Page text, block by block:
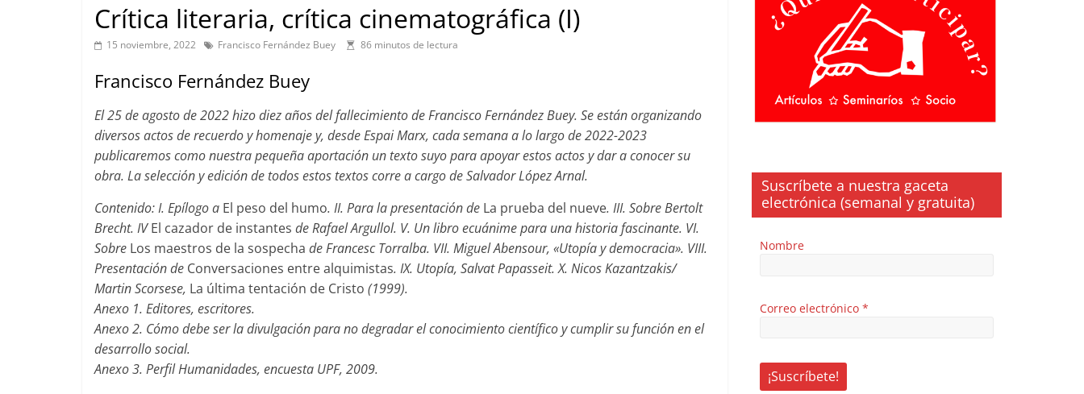
Crítica literaria, crítica cinematográfica (I)
15 noviembre, 2022 Francisco Fernández Buey 86 minutos de lectura
Francisco Fernández Buey
El 25 de agosto de 2022 hizo diez años del fallecimiento de Francisco Fernández Buey. Se están organizando
diversos actos de recuerdo y homenaje y, desde Espai Marx, cada semana a lo largo de 2022-2023
publicaremos como nuestra pequeña aportación un texto suyo para apoyar estos actos y dar a conocer su
obra. La selección y edición de todos estos textos corre a cargo de Salvador López Arnal.
Contenido: I. Epílogo a El peso del humo. II. Para la presentación de La prueba del nueve. III. Sobre Bertolt
Brecht. IVEl cazador de instantes de Rafael Argullol. V. Un libro ecuánime para una historia fascinante. VI.
Sobre Los maestros de la sospecha de Francesc Torralba. VII. Miguel Abensour, «Utopía y democracia». VIII.
Presentación de Conversaciones entre alquimistas. IX. Utopía, Salvat Papasseit. X. Nicos Kazantzakis/
Martin Scorsese, La última tentación de Cristo (1999).
Anexo 1. Editores, escritores.
Anexo 2. Cómo debe ser la divulgación para no degradar el conocimiento científico y cumplir su función en el
desarrollo social.
Anexo 3. Perfil Humanidades, encuesta UPF, 2009.
Suscríbete a nuestra gaceta
electrónica (semanal y gratuita)
Nombre
Correo electrónico *